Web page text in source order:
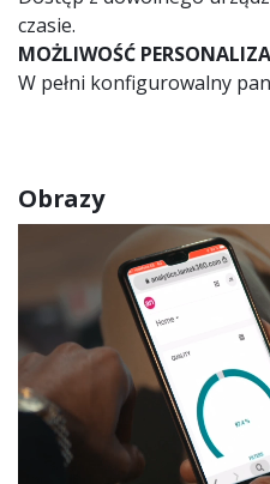
czasie.
MOŻLIWOŚĆ
W pełni konfigurowalny
Obrazy